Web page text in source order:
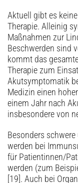
Aktuell gibt es
Therapie. Alleinig
Maßnahmen zur
Beschwerden sind
kommt das
Therapie zum
Akutsymptomatik
Medizin einen
einem Jahr nach
insbesondere von
Besonders
werden bei
für Patientinnen/­
werden (zum
[19]. Auch bei